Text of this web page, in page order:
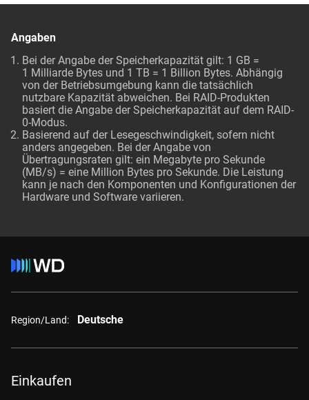
Angaben
Bei der Angabe der Speicherkapazität gilt: 1 GB =
1 Milliarde Bytes und 1 TB = 1 Billion Bytes. Abhängig
von der Betriebsumgebung kann die tatsächlich
nutzbare Kapazität abweichen. Bei RAID-Produkten
basiert die Angabe der Speicherkapazität auf dem RAID-
0-Modus.
Basierend auf der Lesegeschwindigkeit, sofern nicht
anders angegeben. Bei der Angabe von
Übertragungsraten gilt: ein Megabyte pro Sekunde
(MB/s) = eine Million Bytes pro Sekunde. Die Leistung
kann je nach den Komponenten und Konfigurationen der
Hardware und Software variieren.
Region/Land: Deutsche
Einkaufen